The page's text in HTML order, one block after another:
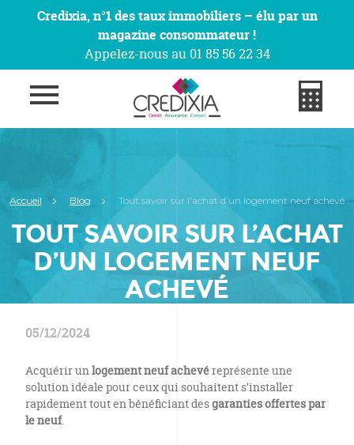
Credixia, n°1 des taux immobiliers – élu par un
magazine consommateur !
Appelez-nous au 01 85 56 22 34
Accueil Blog Tout savoir sur l’achat d’un logement neuf achevé
TOUT SAVOIR SUR L’ACHAT
D’UN LOGEMENT NEUF
ACHEVÉ
05/12/2024
Acquérir unlogement neuf achevéreprésente une
solution idéale pour ceux qui souhaitent s’installer
rapidement tout en bénéficiant desgaranties offertes par
le neuf.